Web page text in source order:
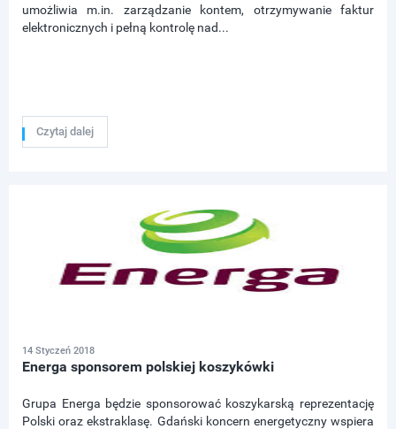
umożliwia m.in. zarządzanie kontem, otrzymywanie faktur
elektronicznych i pełną kontrolę nad...
Czytaj dalej
14 Styczeń 2018
Energa sponsorem polskiej koszykówki
Grupa Energa będzie sponsorować koszykarską reprezentację
Polski oraz ekstraklasę. Gdański koncern energetyczny wspiera